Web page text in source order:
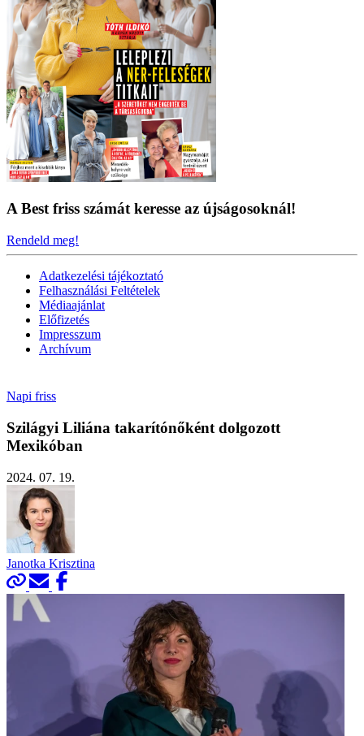
A Best friss számát keresse az újságosoknál!
Rendeld meg!
Adatkezelési tájékoztató
Felhasználási Feltételek
Médiaajánlat
Előfizetés
Impresszum
Archívum
Napi friss
Szilágyi Liliána takarítónőként dolgozott
Mexikóban
2024. 07. 19.
Janotka Krisztina